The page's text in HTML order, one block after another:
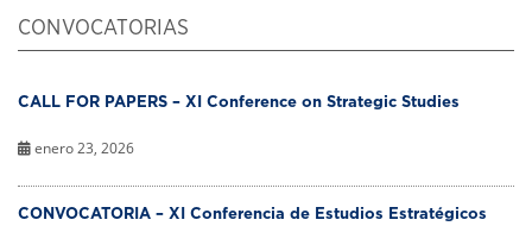
CONVOCATORIAS
CALL FOR PAPERS – XI Conference on Strategic Studies
enero 23, 2026
CONVOCATORIA – XI Conferencia de Estudios Estratégicos